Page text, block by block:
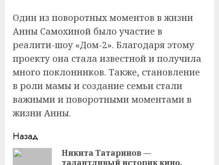
Один из поворотных моментов в жизни
Анны Самохиной было участие в
реалити-шоу «Дом-2». Благодаря этому
проекту она стала известной и получила
много поклонников. Также, становление
в роли мамы и создание семьи стали
важными и поворотными моментами в
жизни Анны.
Продолжить
чтение
Назад
Никита Татаринов —
талантливый историк кино,